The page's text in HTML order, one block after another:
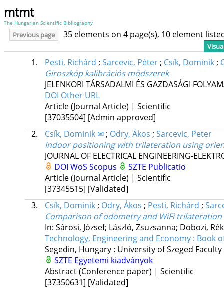
mtmt
The Hungarian Scientific Bibliography
Previous page 35 elements on 4 page(s), 10 element
1. Pesti, Richárd ; Sarcevic, Péter; Csík, Dominik;
Giroszkóp kalibrációs módszerek
JELENKORI TÁRSADALMI ÉS GAZDASÁGI
DOI Other URL
Article (Journal Article) | Scientific
[37035504] [Admin approved]
2.
Csík, Dominik ✉; Odry, Ákos ; Sarcevic, Peter
Indoor positioning with trilateration using
JOURNAL OF ELECTRICAL ENGINEERING-
DOI WoS Scopus
SZTE Publicatio
Article (Journal Article) | Scientific
[37345515] [Validated]
3.
Csík, Dominik; Odry, Ákos ; Pesti, Richárd ;
Comparison of odometry and WiFi
In: Sárosi, József; László, Zsuzsanna; Dobozi,
Technology, Engineering and Economy : Book
Segedin, Hungary : University of Szeged
SZTE Egyetemi kiadványok
Abstract (Conference paper) | Scientific
[37350631] [Validated]